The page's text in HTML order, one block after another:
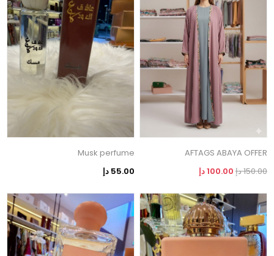
AFTAGS ABAYA OFFER
150.00 دإ
100.00 دإ
Musk perfume
55.00 دإ